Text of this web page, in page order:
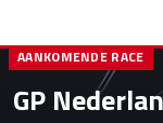
GP
AANKOMENDE RACE